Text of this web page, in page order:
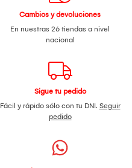
Cambios y devoluciones
En nuestras 26 tiendas a nivel
nacional
Sigue tu pedido
Fácil y rápido sólo con tu DNI. Seguir
pedido